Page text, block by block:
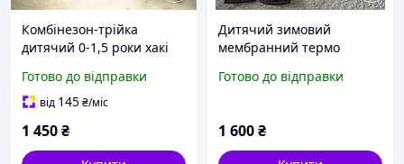
Комбінезон-трійка
дитячий 0-1,5 роки хакі
Готово до відправки
від 145₴/міс
1 450₴
Дитячий зимовий
мембранний термо
98-122 Jie.Reimo
Готово до відправки
1 600₴